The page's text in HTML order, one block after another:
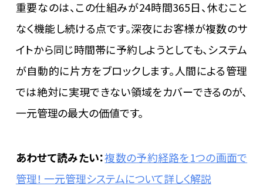
重要なのは、この仕組みが24時間365日、休むこと
なく機能し続ける点です。深夜にお客様が複数のサ
イトから同じ時間帯に予約しようとしても、システム
が自動的に片方をブロックします。人間による管理
では絶対に実現できない領域をカバーできるのが、
一元管理の最大の価値です。
あわせて読みたい：複数の予約経路を1つの画面で
管理！ 一元管理システムについて詳しく解説